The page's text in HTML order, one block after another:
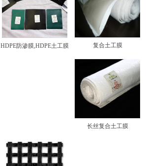
HDPE防渗膜,HDPE土工膜 复合土工膜
长丝复合土工膜